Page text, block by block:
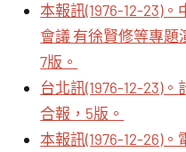
本報訊(1976-12-23)
會議 有徐賢修等專題
7版。
台北訊(1976-12-23)
合報，5版。
本報訊(1976-12-26)